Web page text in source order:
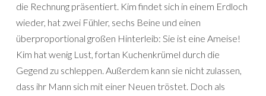
die Rechnung präsentiert. Kim findet sich in einem Erdloch
wieder, hat zwei Fühler, sechs Beine und einen
überproportional großen Hinterleib: Sie ist eine Ameise!
Kim hat wenig Lust, fortan Kuchenkrümel durch die
Gegend zu schleppen. Außerdem kann sie nicht zulassen,
dass ihr Mann sich mit einer Neuen tröstet. Doch als